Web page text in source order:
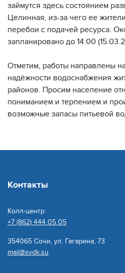
займутся здесь состоянием
Целинная, из-за чего ее
перебои с подачей ресурса.
запланировано до 14:00
Отметим, работы направлены
надёжности водоснабжения
районов. Просим население
пониманием и терпением и
возможные запасы питьевой
Контакты
Колл-центр:
+7 (862) 444 05 05
354065 Сочи, ул. Гагарина, 73
mail@svdk.su